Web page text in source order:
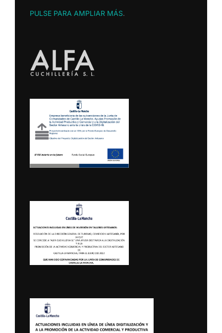
PULSE PARA AMPLIAR MÁS.